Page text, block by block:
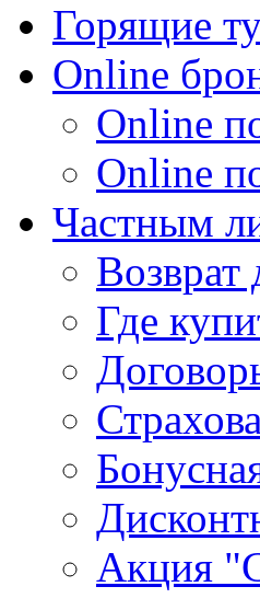
Горящие
Online
Online
Online
Частным
Возврат
Где
Акция